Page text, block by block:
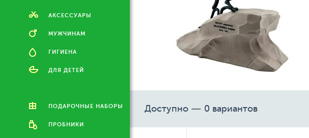
АКСЕССУАРЫ
МУЖЧИНАМ
ГИГИЕНА
ДЛЯ ДЕТЕЙ
ПОДАРОЧНЫЕ НАБОРЫ
ПРОБНИКИ
Доступно — 0 вариантов